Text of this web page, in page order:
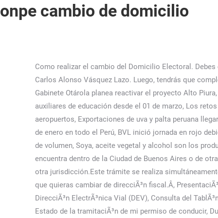
onpe cambio de domicilio
Como realizar el cambio del Domicilio Electoral. Debes elegir un lugar cercano a la dirección de tu DNI. Presidente del Directorio: Hugo David Aguirre Castañeda, Gerente General: Carlos Alonso Vásquez Lazo. Luego, tendrás que completar un . La entidad señaló que el último día para . Industria metalmecánica proyecta un crecimiento de 3% este 2023, El Gabinete Otárola planea reactivar el proyecto Alto Piura, Denuncia constitucional contra Pedro Castillo por organización criminal no se votó hoy, Aumenta el sueldo mínimo de los auxiliares de educación desde el 01 de marzo, Los retos que tendrá que afrontar el actual directorio de Petroperú, Misión de la CIDH no visitará Puno y Ayacucho por cierre de aeropuertos, Exportaciones de uva y palta peruana llegarán a nuevos mercados durante el 2023, Cinemark, Cineplanet y UVK ofrecerán entradas a S/6 del lunes 16 al miércoles 18 de enero en todo el Perú, BVL inició jornada en rojo debido a protestas en diferentes puntos del país, Importación de mango en EE.UU proyecta cierre de temporada con 24% más de volumen, Soya, aceite vegetal y alcohol son los productos bolivianos que han sido perjudicados por paro en Puno. El trámite debe efectuarse si el cambio de domicilio se encuentra dentro de la Ciudad de Buenos Aires o de otra jurisdicción hacia la Ciudad de Buenos Aires.No podrá realizarse el cambio de domicilio en Ciudad de Buenos Aires hacia otra jurisdicción.Este trámite se realiza simultáneamente con la emisión de un nuevo ejemplar de DNI, con el domicilio actualizado. DeberÃ¡s realizar una solicitud por vehÃ­culo que quieras cambiar de direcciÃ³n fiscal.Â, PresentaciÃ³n de alegaciÃ³n o recurso a una multa, IdentificaciÃ³n del conductor de tu vehÃ­culo, NotificaciÃ³n electrÃ³nica de multas: DirecciÃ³n ElectrÃ³nica Vial (DEV), Consulta del TablÃ³n Edictal de Sanciones, ObtenciÃ³n, renovaciÃ³n y duplicados de permisos, Permisos para mercancÃ­as peligrosas - ADR, Estado de la tramitaciÃ³n de mi permiso de conducir, Duplicado de la documentaciÃ³n de tu vehÃ­culo, Consulta del distintivo ambiental de tu vehÃ­culo, Autorizaciones especiales de circulaciÃ³n, ComunicaciÃ³n de accidentes de trÃ¡fico - ARENA, InscripciÃ³n en el registro de aplicaciones y servicios inteligentes - SIT, PresentaciÃ³n de escritos y comunicaciones, miDGT, tu Ã¡reaÂ privada de la Sede ElectrÃ³nica de la DGT, https://carpetaciudadana.gob.es/carpeta/clave.htm, declaraciÃ³n de extravÃ­o de documentaciÃ³n del vehÃ­culo, modelo de autorizaciÃ³n de la DGT âOtorgamiento de representaciÃ³nâ, listado de ayuntamientos con los que tenemos convenio, Listado de ayuntamientos con convenio dÃ³nde realizar cambio de domicilio, C/ Josefa Valcarcel, 28 - 28027 Madrid-EspaÃ±a, Si has cambiado de domicilio, ademÃ¡s del domicilio fiscal de tus vehÃ­culos, debes realizar el, Si lo que ha cambiado son otros datos de tu vehÃ­culo, como el cambio en las caracterÃ­sticas del vehÃ­culo o de su titular, lo que necesitas esÂ, Entregando toda la documentaciÃ³n en cualquierÂ, En caso